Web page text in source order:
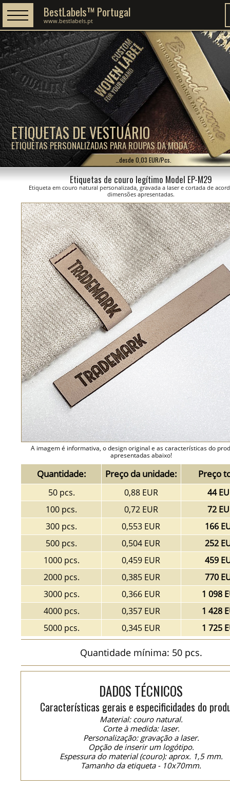
ETIQUETAS DE VESTUÁRIO
ETIQUETAS PERSONALIZADAS PARA ROUPAS DA MODA
BestLabels™ Portugal
www.bestlabels.pt
…desde 0,03 EUR/Pcs.
Etiquetas de couro legítimo Model EP-M29
Etiqueta em couro natural personalizada, gravada a laser e cortada de
dimensões apresentadas.
A imagem é informativa, o design original e as características do
apresentadas abaixo!
Quantidade: Preço da unidade: Preço
50 pcs. 0,88 EUR
44
100 pcs.
0,72 EUR
72
300 pcs.
0,553 EUR
166
500 pcs.
0,504 EUR
252
1000 pcs.
0,459 EUR
459
2000 pcs.
0,385 EUR
770
3000 pcs.
0,366 EUR
1 098
4000 pcs.
0,357 EUR
1 428
5000 pcs.
0,345 EUR 1 725
Quantidade mínima: 50 pcs.
DADOS TÉCNICOS
Características gerais e especificidades do
Material: couro natural.
Corte à medida: laser.
Personalização: gravação a laser.
Opção de inserir um logótipo.
Espessura do material (couro): aprox. 1,5 mm.
Tamanho da etiqueta - 10x70mm.